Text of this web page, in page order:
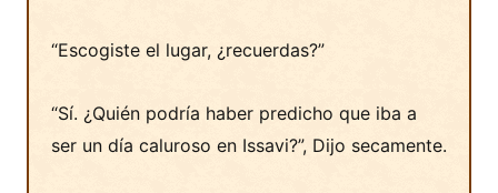
“Escogiste el lugar, ¿recuerdas?”
“Sí. ¿Quién podría haber predicho que iba a
ser un día caluroso en Issavi?”, Dijo secamente.